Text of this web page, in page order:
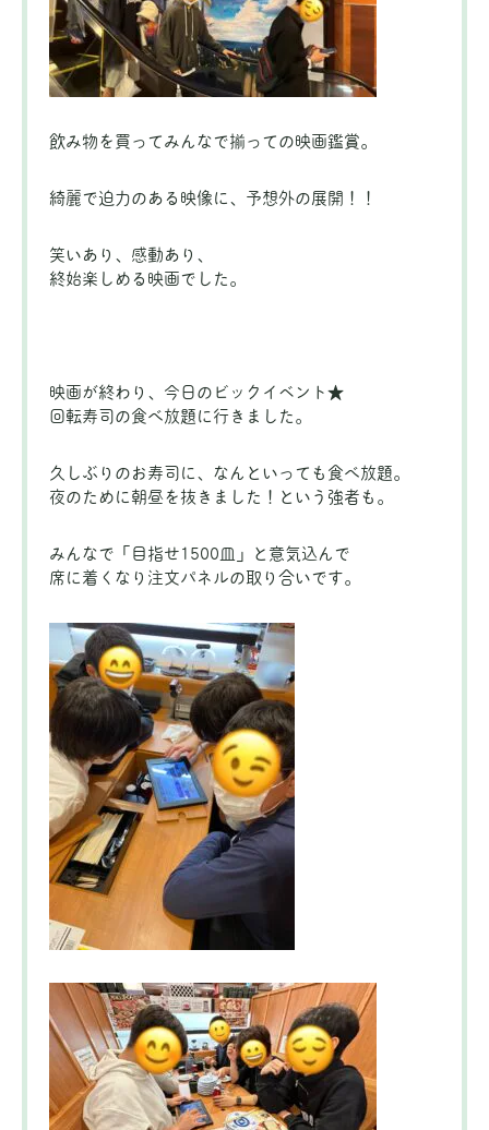
飲み物を買ってみんなで揃っての映画鑑賞。
綺麗で迫力のある映像に、予想外の展開！！
笑いあり、感動あり、
終始楽しめる映画でした。
映画が終わり、今日のビックイベント★
回転寿司の食べ放題に行きました。
久しぶりのお寿司に、なんといっても食べ放題。
夜のために朝昼を抜きました！という強者も。
みんなで「目指せ1500皿」と意気込んで
席に着くなり注文パネルの取り合いです。